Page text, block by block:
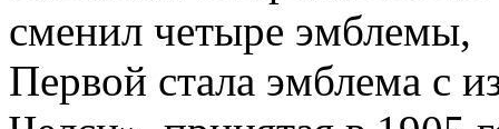
сменил четыре
Первой стала эмблема с